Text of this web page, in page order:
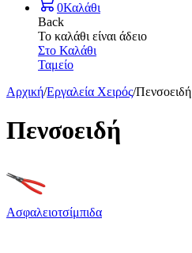
0Καλάθι
Back
Το καλάθι είναι άδειο
Στο Καλάθι
Ταμείο
Αρχική/Εργαλεία Χειρός/Πενσοειδή
Πενσοειδή
Ασφαλειοτσίμπιδα